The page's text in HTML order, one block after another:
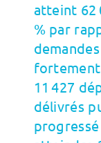
atteint 62
% par
fortement
11 427
délivrés